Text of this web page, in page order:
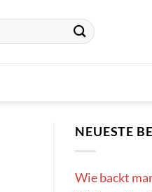
NEUESTE
Wie backt